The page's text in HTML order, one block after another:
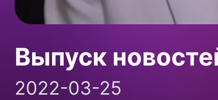
Выпуск
2022-03-25